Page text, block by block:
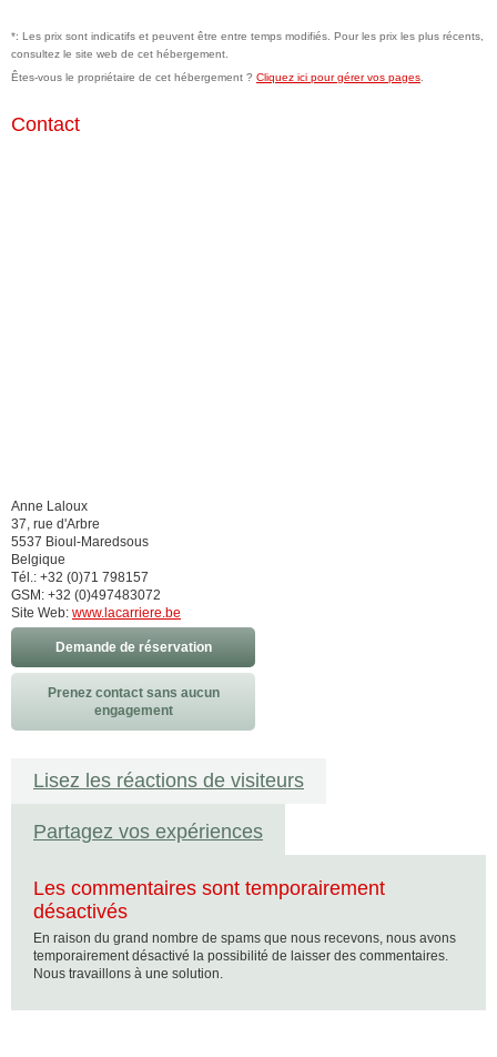
*: Les prix sont indicatifs et peuvent être entre temps modifiés. Pour les prix les plus récents,
consultez le site web de cet hébergement.
Êtes-vous le propriétaire de cet hébergement ? Cliquez ici pour gérer vos pages
Contact
Anne Laloux
37, rue d'Arbre
5537 Bioul-Maredsous
Belgique
Tél.: +32 (0)71 798157
GSM: +32 (0)497483072
Site Web: www.lacarriere.be
Demande de réservation
Prenez contact sans aucun
engagement
Lisez les réactions de visiteurs
Partagez vos expériences
Les commentaires sont temporairement
désactivés
En raison du grand nombre de spams que nous recevons, nous avons
temporairement désactivé la possibilité de laisser des commentaires.
Nous travaillons à une solution.